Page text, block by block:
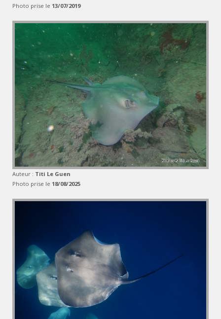
Photo prise le 13/07/2019
Auteur : Titi Le Guen
Photo prise le 18/08/2025